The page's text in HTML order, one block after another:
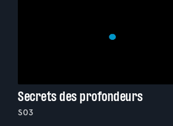
Secrets des profondeurs
S03